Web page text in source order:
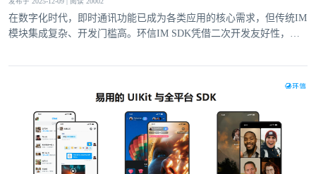
在数字化时代，即时通讯功能已成为各类应用的核心需求，但传统IM
模块集成复杂、开发门槛高。环信IM SDK凭借二次开发友好性，通
验的开发者，也能快速实现单聊、群聊、富媒体消息等功能，大幅降